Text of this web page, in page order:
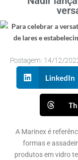
Postagem: 14/12/
LinkedIn
A Marinex é
formas e
produtos em vidro